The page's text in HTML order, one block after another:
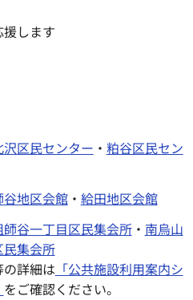
します
沢区民センター ・ 粕谷区民セン
地区会館・ 給田地区会館
師谷一丁目区民集会所・ 南烏山
集会所
詳細は 「公共施設利用案内シ
をご確認ください。